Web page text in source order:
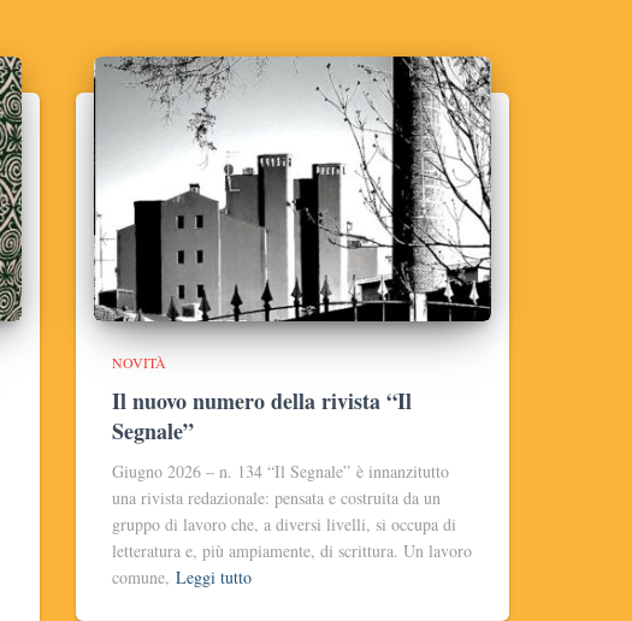
NOVITÀ
Il nuovo numero della rivista “Il
Segnale”
Giugno 2026 – n. 134 “Il Segnale” è innanzitutto
una rivista redazionale: pensata e costruita da un
gruppo di lavoro che, a diversi livelli, si occupa di
letteratura e, più ampiamente, di scrittura. Un lavoro
comune, Leggi tutto